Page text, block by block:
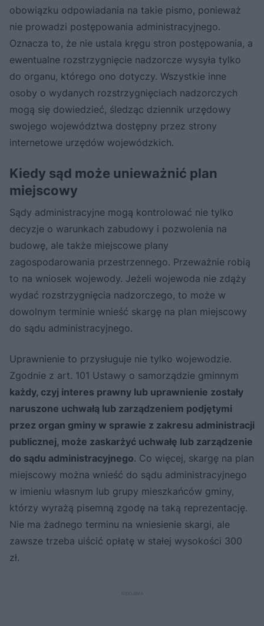
obowiązku odpowiadania na takie pismo, ponieważ
nie prowadzi postępowania administracyjnego.
Oznacza to, że nie ustala kręgu stron postępowania, a
ewentualne rozstrzygnięcie nadzorcze wysyła tylko
do organu, którego ono dotyczy. Wszystkie inne
osoby o wydanych rozstrzygnięciach nadzorczych
mogą się dowiedzieć, śledząc dziennik urzędowy
swojego województwa dostępny przez strony
internetowe urzędów wojewódzkich.
Kiedy sąd może unieważnić plan
miejscowy
Sądy administracyjne mogą kontrolować nie tylko
decyzje o warunkach zabudowy i pozwolenia na
budowę, ale także miejscowe plany
zagospodarowania przestrzennego. Przeważnie robią
to na wniosek wojewody. Jeżeli wojewoda nie zdąży
wydać rozstrzygnięcia nadzorczego, to może w
dowolnym terminie wnieść skargę na plan miejscowy
do sądu administracyjnego.
Uprawnienie to przysługuje nie tylko wojewodzie.
Zgodnie z art. 101 Ustawy o samorządzie gminnym
każdy, czyj interes prawny lub uprawnienie zostały
naruszone uchwałą lub zarządzeniem podjętymi
przez organ gminy w sprawie z zakresu administracji
publicznej, może zaskarżyć uchwałę lub zarządzenie
do sądu administracyjnego. Co więcej, skargę na plan
miejscowy można wnieść do sądu administracyjnego
w imieniu własnym lub grupy mieszkańców gminy,
którzy wyrażą pisemną zgodę na taką reprezentację.
Nie ma żadnego terminu na wniesienie skargi, ale
zawsze trzeba uiścić opłatę w stałej wysokości 300
zł.